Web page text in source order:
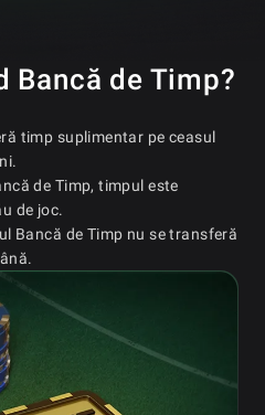
Bancă de Timp?
timp suplimentar pe ceasul
de Timp, timpul este
de joc.
Bancă de Timp nu se transferă